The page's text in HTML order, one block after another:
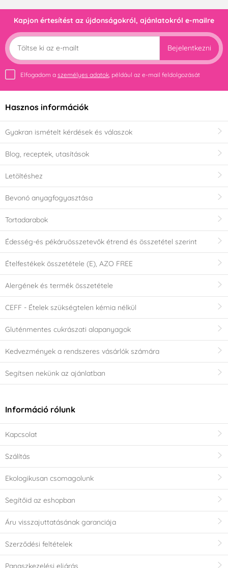
Kapjon értesítést az újdonságokról, ajánlatokról e-mailre
Bejelentkezni
Elfogadom a személyes adatok , például az e-mail feldolgozását
Hasznos információk
Gyakran ismételt kérdések és válaszok
Blog, receptek, utasítások
Letöltéshez
Bevonó anyagfogyasztása
Tortadarabok
Édesség-és pékáruösszetevők étrend és összetétel szerint
Ételfestékek összetétele (E), AZO FREE
Alergének és termék összetétele
CEFF - Ételek szükségtelen kémia nélkül
Gluténmentes cukrászati alapanyagok
Kedvezmények a rendszeres vásárlók számára
Segítsen nekünk az ajánlatban
Információ rólunk
Kapcsolat
Szálítás
Ekologikusan csomagolunk
Segítőid az eshopban
Áru visszajuttatásának garanciája
Szerződési feltételek
Panaszkezelési eljárás